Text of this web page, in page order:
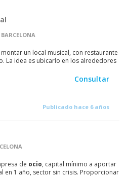
BARCELONA
un local musical, con restaurante
La idea es ubicarlo en los alrededores
Consultar
Publicado hace 6 años
de ocio, capital mínimo a aportar
en 1 año, sector sin crisis. Proporcionar